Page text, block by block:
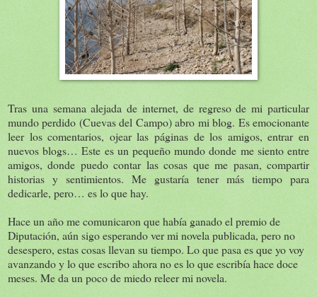
Tras una semana alejada de internet, de regreso de mi particular
mundo perdido (Cuevas del Campo) abro mi blog. Es emocionante
leer los comentarios, ojear las páginas de los amigos, entrar en
nuevos blogs… Este es un pequeño mundo donde me siento entre
amigos, donde puedo contar las cosas que me pasan, compartir
historias y sentimientos. Me gustaría tener más tiempo para
dedicarle, pero… es lo que hay.
Hace un año me comunicaron que había ganado el premio de
Diputación, aún sigo esperando ver mi novela publicada, pero no
desespero, estas cosas llevan su tiempo. Lo que pasa es que yo voy
avanzando y lo que escribo ahora no es lo que escribía hace doce
meses. Me da un poco de miedo releer mi novela.